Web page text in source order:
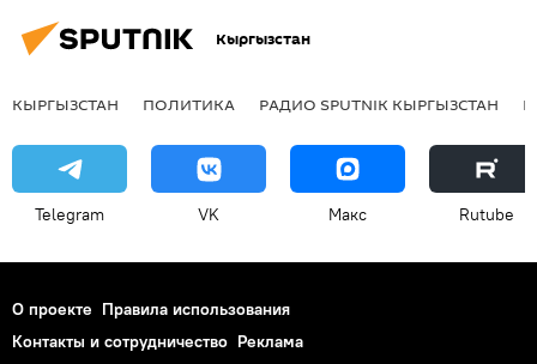
Кыргызстан
КЫРГЫЗСТАН ПОЛИТИКА РАДИО SPUTNIK КЫРГЫЗСТАН
Telegram VK Макс Rutube
О проекте Правила использования
Контакты и сотрудничество Реклама